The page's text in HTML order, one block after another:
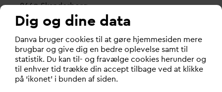
8660 Skanderborg
København
Vester Farimagsgade 1, 5. sal.
1606 København V
Tlf.: 70 21 00 55
Dig og dine data
Danva bruger cookies til at gøre hjemmesiden mere
brugbar og give dig en bedre oplevelse samt til
statistik. Du kan til- og fravælge cookies herunder og
til enhver tid trække din accept tilbage ved at klikke
på ‘ikonet’ i bunden af siden.